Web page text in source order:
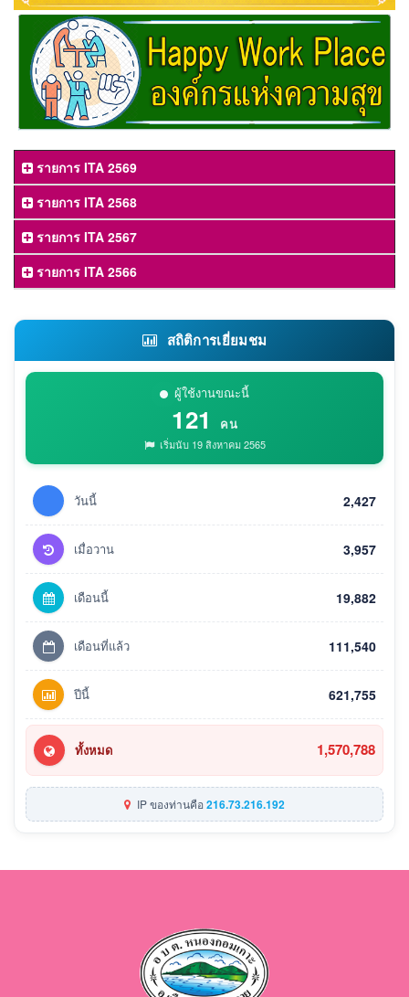
รายการ ITA 2569
รายการ ITA 2568
รายการ ITA 2567
รายการ ITA 2566
สถิติการเยี่ยมชม
ผู้ใช้งานขณะนี้
121 คน
เริ่มนับ 19 สิงหาคม 2565
วันนี้ 2,427
เมื่อวาน 3,957
เดือนนี้ 19,882
เดือนที่แล้ว 111,540
ปีนี้ 621,755
ทั้งหมด 1,570,788
IP ของท่านคือ216.73.216.192